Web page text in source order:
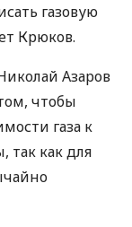
газовую
Крюков.
Азаров
чтобы
газа к
как для